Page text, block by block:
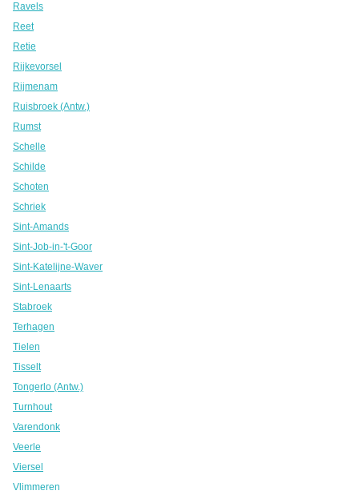
Ravels
Reet
Retie
Rijkevorsel
Rijmenam
Ruisbroek (Antw.)
Rumst
Schelle
Schilde
Schoten
Schriek
Sint-Amands
Sint-Job-in-'t-Goor
Sint-Katelijne-Waver
Sint-Lenaarts
Stabroek
Terhagen
Tielen
Tisselt
Tongerlo (Antw.)
Turnhout
Varendonk
Veerle
Viersel
Vlimmeren